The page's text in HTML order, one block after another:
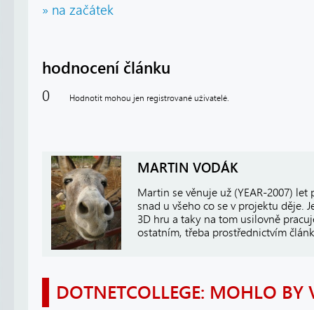
» na začátek
hodnocení článku
0 Hodnotit mohou jen registrované uživatelé.
MARTIN VODÁK
Martin se věnuje už (YEAR-2007)
snad u všeho co se v projektu děje.
3D hru a taky na tom usilovně
ostatním, třeba prostřednictvím
DOTNETCOLLEGE: MOHLO BY